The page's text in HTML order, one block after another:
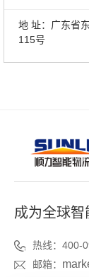
地 址：广东省
115号
成为全球
热线：400-
邮箱：